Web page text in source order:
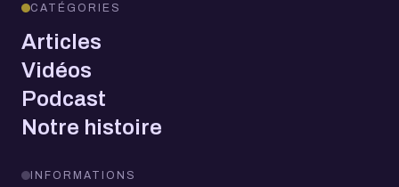
CATÉGORIES
Articles
Vidéos
Podcast
Notre histoire
INFORMATIONS